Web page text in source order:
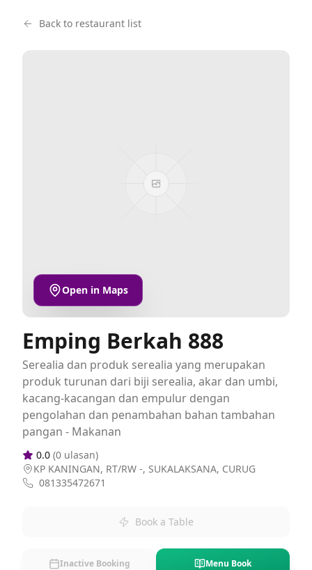
Back to restaurant list
Open in Maps
Emping Berkah 888
Serealia dan produk serealia yang merupakan
produk turunan dari biji serealia, akar dan umbi,
kacang-kacangan dan empulur dengan
pengolahan dan penambahan bahan tambahan
pangan - Makanan
0.0 (0 ulasan)
KP KANINGAN, RT/RW -, SUKALAKSANA, CURUG
081335472671
Book a Table
Inactive Booking Menu Book